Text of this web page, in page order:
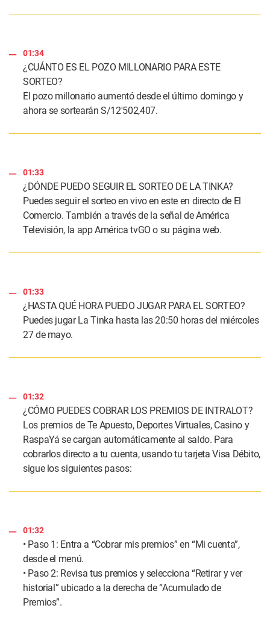
01:34
¿CUÁNTO ES EL POZO MILLONARIO PARA ESTE
SORTEO?
El pozo millonario aumentó desde el último domingo y
ahora se sortearán S/12′502,407.
01:33
¿DÓNDE PUEDO SEGUIR EL SORTEO DE LA TINKA?
Puedes seguir el sorteo en vivo en este en directo de El
Comercio. También a través de la señal de América
Televisión, la app América tvGO o su página web.
01:33
¿HASTA QUÉ HORA PUEDO JUGAR PARA EL SORTEO?
Puedes jugar La Tinka hasta las 20:50 horas del miércoles
27 de mayo.
01:32
¿CÓMO PUEDES COBRAR LOS PREMIOS DE INTRALOT?
Los premios de Te Apuesto, Deportes Virtuales, Casino y
RaspaYá se cargan automáticamente al saldo. Para
cobrarlos directo a tu cuenta, usando tu tarjeta Visa Débito,
sigue los siguientes pasos:
01:32
• Paso 1: Entra a “Cobrar mis premios” en “Mi cuenta”,
desde el menú.
• Paso 2: Revisa tus premios y selecciona “Retirar y ver
historial” ubicado a la derecha de “Acumulado de
Premios”.